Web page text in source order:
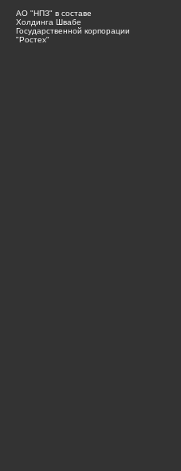
АО "НПЗ" в составе
Холдинга Швабе
Государственной корпорации
"Ростех"